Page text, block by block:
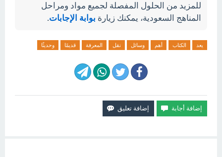
للمزيد من الحلول المفصلة لجميع مواد ومراحل
المناهج السعودية، يمكنك زيارة بوابة الإجابات.
يعد الكتاب أهم وسائل نقل المعرفة قديمًا وحديثًا